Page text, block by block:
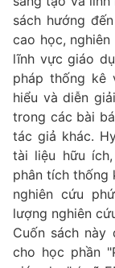
sách hướng
cao học,
lĩnh vực giáo
pháp thống kê
hiểu và diễn
trong các bài
tác giả khác.
tài liệu hữu
phân tích thống
nghiên cứu
lượng nghiên
Cuốn sách
cho học phần